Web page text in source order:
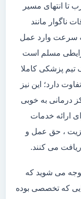
انتهای مسیر
ناگوار مانند
سرعت وارد عمل
مسلم است
پزشکی کاملا
دارد؛ این نیز
درمانی به خوبی
ارائه خدمات
، حق عمل و
می کنند.
می شوید که
که تخصصی بوده